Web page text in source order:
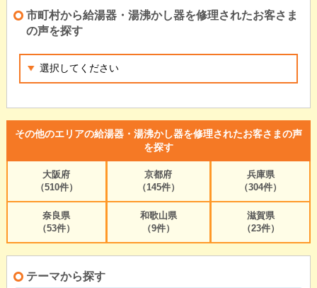
市町村から給湯器・湯沸かし器を修理されたお客さま
の声を探す
その他のエリアの給湯器・湯沸かし器を修理されたお客さまの声
を探す
大阪府
（510件）
京都府
（145件）
兵庫県
（304件）
奈良県
（53件）
和歌山県
（9件）
滋賀県
（23件）
テーマから探す